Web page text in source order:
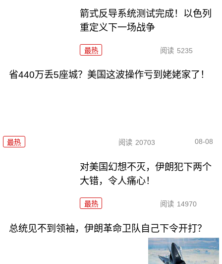
箭式反导系统测试完成！以色列
重定义下一场战争
最热 阅读 5235
省440万丢5座城？美国这波操作亏到姥姥家了！
最热 阅读 20703 08-08
对美国幻想不灭，伊朗犯下两个
大错，令人痛心！
最热 阅读 14970
总统见不到领袖，伊朗革命卫队自己下令开打？